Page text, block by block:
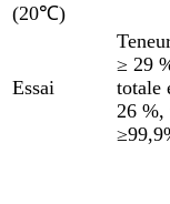
(20℃)
Essai
≥ 29
totale
26 %,